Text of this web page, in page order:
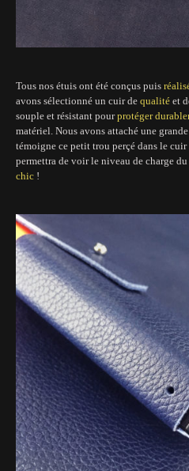
Tous nos étuis ont été conçus puis
avons sélectionné un cuir de qualité et
souple et résistant pourprotéger
matériel. Nous avons attaché une
témoigne ce petit trou perçé dans le
permettra de voir le niveau de charge
chic !